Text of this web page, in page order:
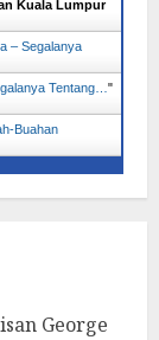
Kuala Lumpur
– Segalanya
Tentang… "
Buahan
George